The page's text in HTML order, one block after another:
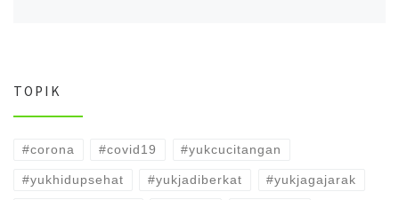
TOPIK
#corona #covid19 #yukcucitangan
#yukhidupsehat #yukjadiberkat #yukjagajarak